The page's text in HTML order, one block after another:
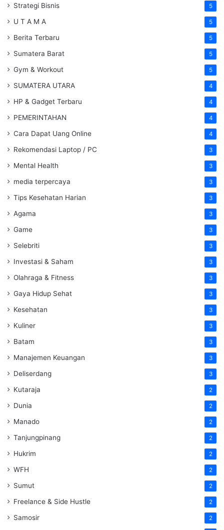
Strategi Bisnis 5
U T A M A 5
Berita Terbaru 5
Sumatera Barat 5
Gym & Workout 5
SUMATERA UTARA 4
HP & Gadget Terbaru 4
PEMERINTAHAN 4
Cara Dapat Uang Online 4
Rekomendasi Laptop / PC 3
Mental Health 3
media terpercaya 3
Tips Kesehatan Harian 3
Agama 3
Game 3
Selebriti 3
Investasi & Saham 3
Olahraga & Fitness 3
Gaya Hidup Sehat 3
Kesehatan 3
Kuliner 3
Batam 3
Manajemen Keuangan 3
Deliserdang 3
Kutaraja 2
Dunia 2
Manado 2
Tanjungpinang 2
Hukrim 2
WFH 2
Sumut 2
Freelance & Side Hustle 2
Samosir 2